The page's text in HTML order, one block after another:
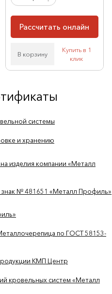
Рассчитать онлайн
В корзину
Купить в 1
клик
системы
и хранению
изделия компании «Металл
знак № 481651 «Металл Профиль»
по ГОСТ 58153-
КМП Центр
кровельных систем «Металл